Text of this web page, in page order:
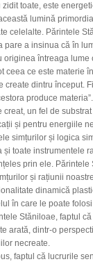
toate, este
lumină
celelalte. Părintele
pare a insinua că în
originea întreaga lume
ceea ce este materie
create dintru început.
produce
creat, un fel de
și pentru energiile
simțurilor și logica
și toate instrumentele
prin ele.
și rațiunii
dinamică
în care le poate
Stăniloae, faptul
arată, dintr-o
necreate.
faptul că lucrurile